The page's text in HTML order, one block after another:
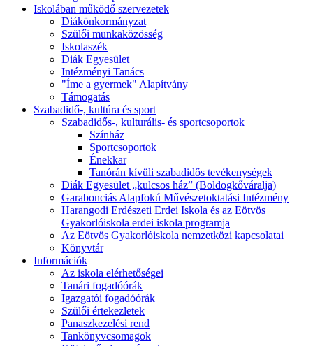
Iskolában működő szervezetek
Diákönkormányzat
Szülői munkaközösség
Iskolaszék
Diák Egyesület
Intézményi Tanács
"Íme a gyermek" Alapítvány
Támogatás
Szabadidő-, kultúra és sport
Szabadidős-, kulturális- és sportcsoportok
Színház
Sportcsoportok
Énekkar
Tanórán kívüli szabadidős tevékenységek
Diák Egyesület „kulcsos ház” (Boldogkőváralja)
Garabonciás Alapfokú Művészetoktatási Intézmény
Harangodi Erdészeti Erdei Iskola és az Eötvös
Gyakorlóiskola erdei iskola programja
Az Eötvös Gyakorlóiskola nemzetközi kapcsolatai
Könyvtár
Információk
Az iskola elérhetőségei
Tanári fogadóórák
Igazgatói fogadóórák
Szülői értekezletek
Panaszkezelési rend
Tankönyvcsomagok